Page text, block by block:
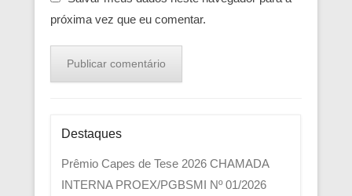
próxima vez que eu comentar.
Destaques
Prêmio Capes de Tese 2026 CHAMADA
INTERNA PROEX/PGBSMI Nº 01/2026